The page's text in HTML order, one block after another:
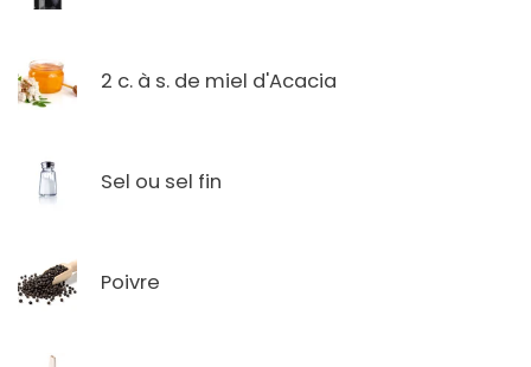
2 c. à s. de miel d'Acacia
Sel ou sel fin
Poivre